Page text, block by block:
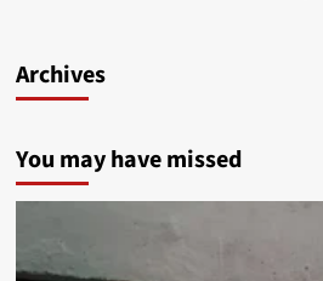
Archives
You may have missed